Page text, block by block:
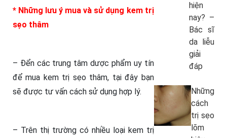
* Những lưu ý mua và sử dụng kem trị
sẹo thâm
– Đển các trung tâm dược phẩm uy tín
để mua kem trị sẹo thâm, tại đây bạn
sẽ được tư vấn cách sử dụng hợp lý.
– Trên thị trường có nhiều loại kem trị
hiện
nay? –
Bác sĩ
da liễu
giải
đáp
Những
cách
trị sẹo
lõm